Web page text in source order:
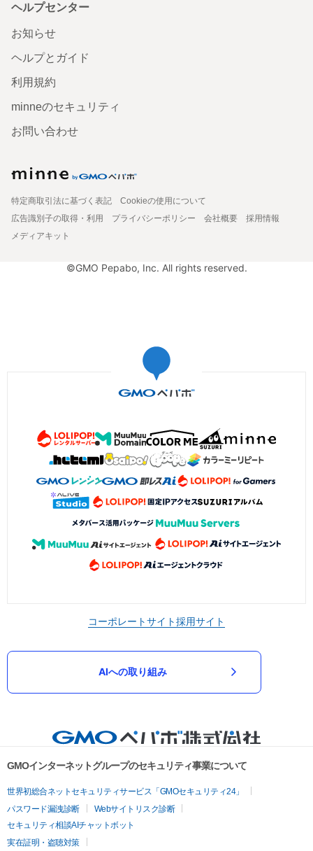
ヘルプセンター
お知らせ
ヘルプとガイド
利用規約
minneのセキュリティ
お問い合わせ
特定商取引法に基づく表記
Cookieの使用について
広告識別子の取得・利用
プライバシーポリシー 会社概要
採用情報
メディアキット
©GMO Pepabo, Inc. All rights reserved.
コーポレートサイト採用サイト
AIへの取り組み
GMOインターネットグループのセキュリティ事業について
世界初総合ネットセキュリティサービス「GMOセキュリティ24」
パスワード漏洩診断
Webサイトリスク診断
セキュリティ相談AIチャットボット
実在証明・盗聴対策